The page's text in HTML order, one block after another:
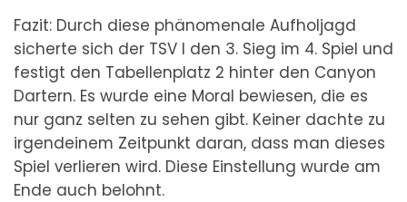
Fazit: Durch diese phänomenale Aufholjagd
sicherte sich der TSV I den 3. Sieg im 4. Spiel und
festigt den Tabellenplatz 2 hinter den Canyon
Dartern. Es wurde eine Moral bewiesen, die es
nur ganz selten zu sehen gibt. Keiner dachte zu
irgendeinem Zeitpunkt daran, dass man dieses
Spiel verlieren wird. Diese Einstellung wurde am
Ende auch belohnt.